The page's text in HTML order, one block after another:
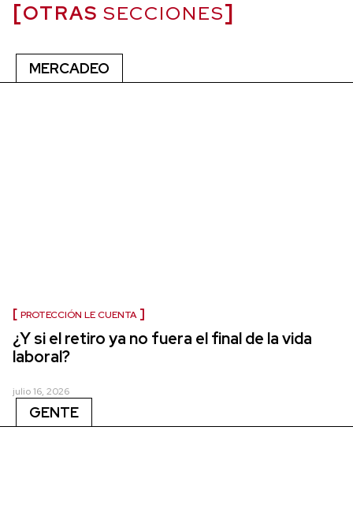
OTRAS SECCIONES
MERCADEO
PROTECCIÓN LE CUENTA
¿Y si el retiro ya no fuera el final de la vida
laboral?
julio 16, 2026
GENTE